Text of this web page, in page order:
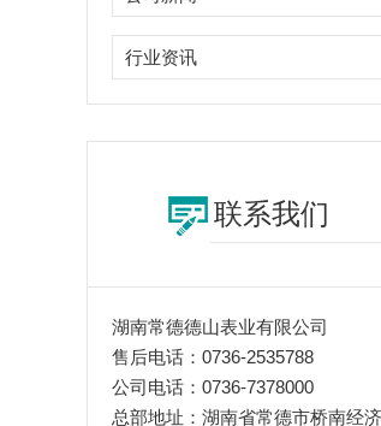
行业资讯
联系我们
湖南常德德山表业有限公司
售后电话：0736-2535788
公司电话：0736-7378000
总部地址：湖南省常德市桥南经济